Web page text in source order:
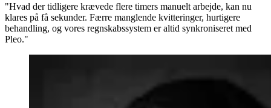
"Hvad der tidligere krævede flere timers manuelt arbejde, kan nu
klares på få sekunder. Færre manglende kvitteringer, hurtigere
behandling, og vores regnskabssystem er altid synkroniseret med
Pleo."